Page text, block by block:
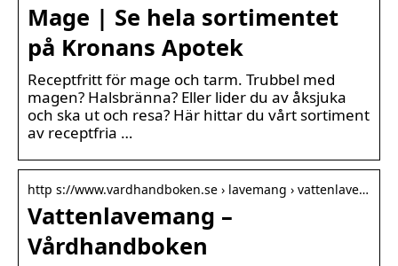
Mage | Se hela sortimentet
på Kronans Apotek
Receptfritt för mage och tarm. Trubbel med
magen? Halsbränna? Eller lider du av åksjuka
och ska ut och resa? Här hittar du vårt sortiment
av receptfria …
http s://www.vardhandboken.se › lavemang › vattenlave…
Vattenlavemang –
Vårdhandboken